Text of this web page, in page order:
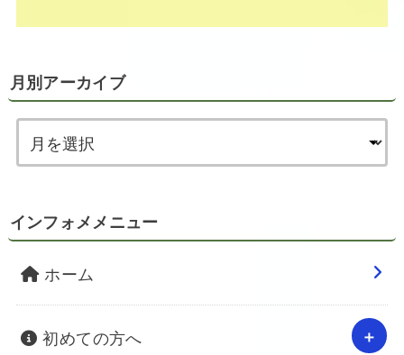
月別アーカイブ
インフォメメニュー
ホーム
初めての方へ